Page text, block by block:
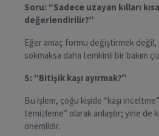
Soru: “Sadece uzayan kılları
değerlendirilir?”
Eğer amaç formu değiştirmek değil,
sokmaksa daha temkinli bir bakım
S: “Bitişik kaşı ayırmak?”
Bu işlem, çoğu kişide “kaşı
temizleme” olarak anlaşılır; yine
önemlidir.